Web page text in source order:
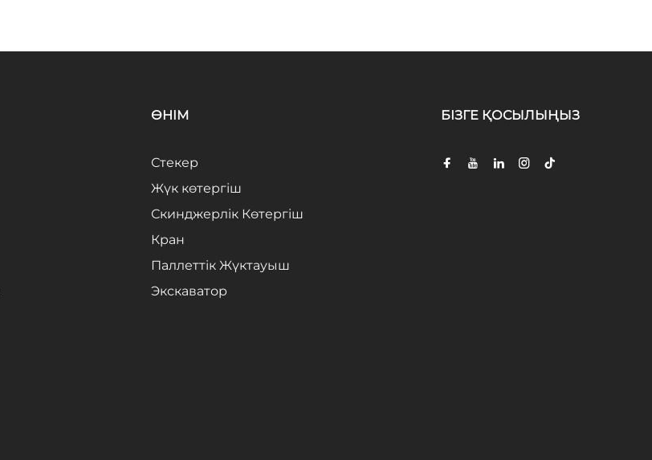
ӨНІМ
Стекер
Жүк көтергіш
Скинджерлік Көтергіш
Кран
Паллеттік Жүктауыш
Экскаватор
БІЗГЕ ҚОСЫЛЫҢЫЗ